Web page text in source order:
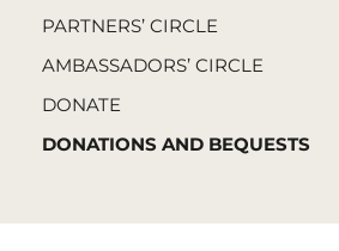
PARTNERS’ CIRCLE
AMBASSADORS’ CIRCLE
DONATE
DONATIONS AND BEQUESTS